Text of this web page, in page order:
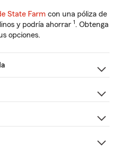
State Farm con una póliza de
y podría ahorrar 1. Obtenga
opciones.